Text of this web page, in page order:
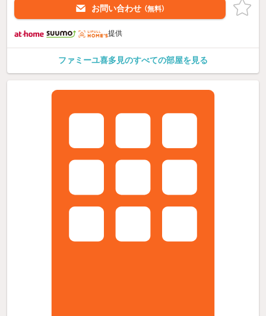
お問い合わせ （無料）
提供
ファミーユ喜多見のすべての部屋を見る